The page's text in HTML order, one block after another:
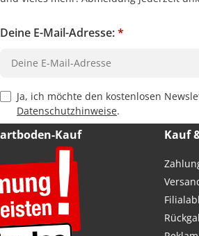
Deine E-Mail-Adresse:*
Privacy Policy Checkbox
Ja, ich möchte den kostenlosen
Datenschutzhinweise.
Kauf Kauf